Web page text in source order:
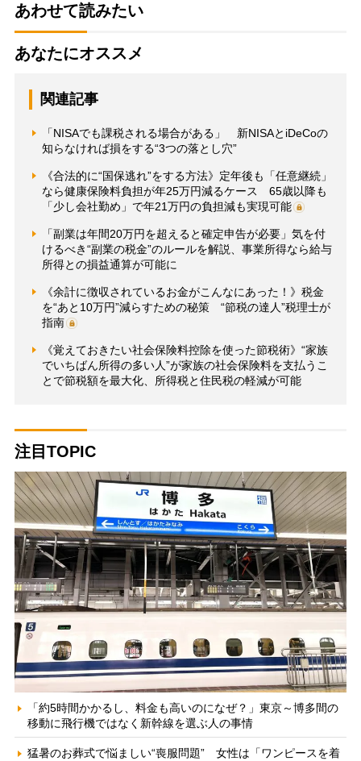
あわせて読みたい
あなたにオススメ
関連記事
「NISAでも課税される場合がある」 新NISAとiDeCoの
知らなければ損をする“3つの落とし穴”
《合法的に“国保逃れ”をする方法》定年後も「任意継続」
なら健康保険料負担が年25万円減るケース 65歳以降も
「少し会社勤め」で年21万円の負担減も実現可能
「副業は年間20万円を超えると確定申告が必要」気を付
けるべき“副業の税金”のルールを解説、事業所得なら給与
所得との損益通算が可能に
《余計に徴収されているお金がこんなにあった！》税金
を“あと10万円”減らすための秘策 “節税の達人”税理士が
指南
《覚えておきたい社会保険料控除を使った節税術》“家族
でいちばん所得の多い人”が家族の社会保険料を支払うこ
とで節税額を最大化、所得税と住民税の軽減が可能
注目TOPIC
「約5時間かかるし、料金も高いのになぜ？」東京～博多間の
移動に飛行機ではなく新幹線を選ぶ人の事情
猛暑のお葬式で悩ましい“喪服問題” 女性は「ワンピースを着